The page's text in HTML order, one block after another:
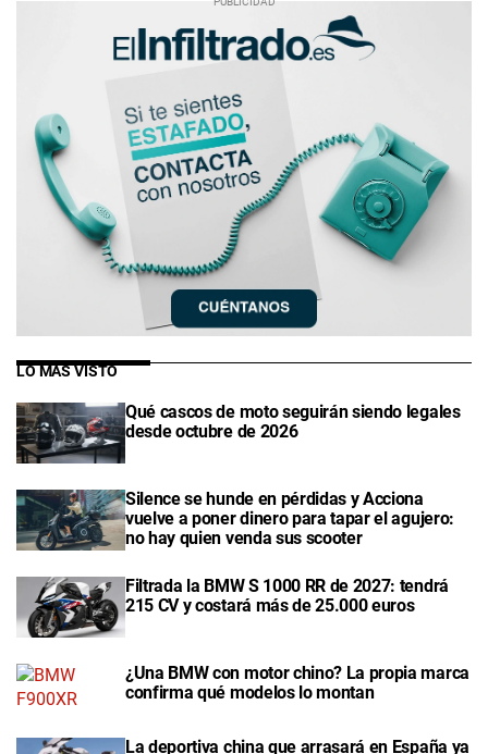
LO MÁS VISTO
Qué cascos de moto seguirán siendo legales
desde octubre de 2026
Silence se hunde en pérdidas y Acciona
vuelve a poner dinero para tapar el agujero:
no hay quien venda sus scooter
Filtrada la BMW S 1000 RR de 2027: tendrá
215 CV y costará más de 25.000 euros
¿Una BMW con motor chino? La propia marca
confirma qué modelos lo montan
La deportiva china que arrasará en España ya